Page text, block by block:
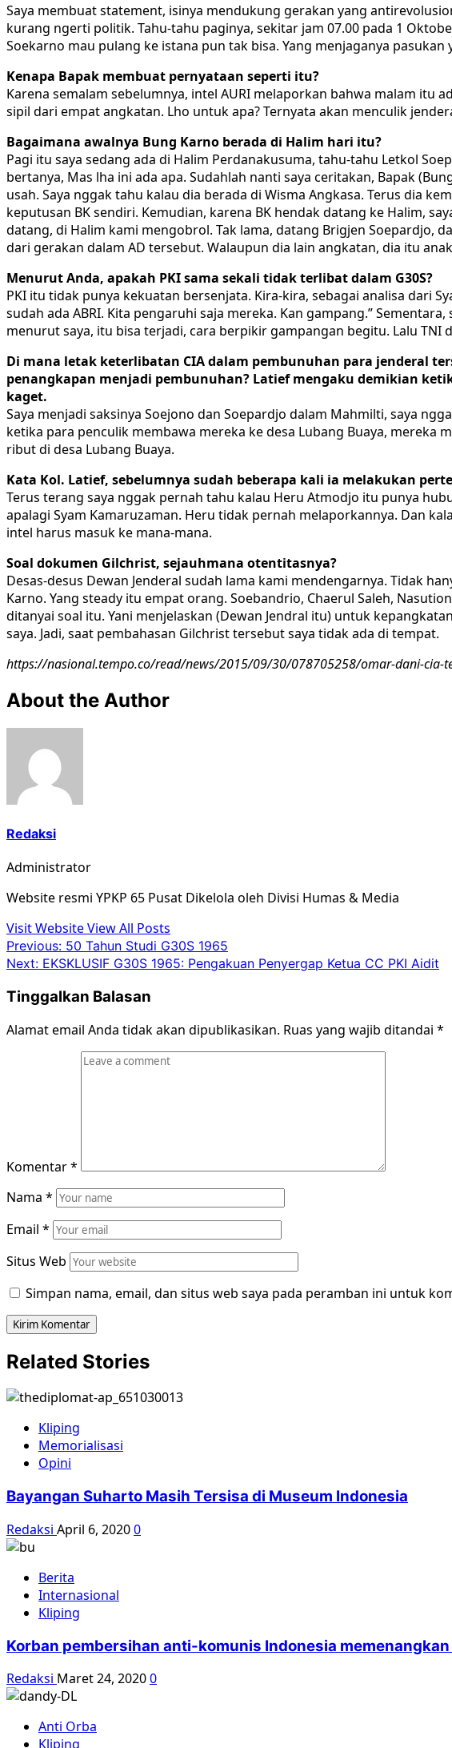
Saya membuat statement, isinya mendukung gerakan yang
kurang ngerti politik. Tahu-tahu paginya, sekitar jam 07.00 pada 1
Soekarno mau pulang ke istana pun tak bisa. Yang menjaganya
Kenapa Bapak membuat pernyataan seperti itu?
Karena semalam sebelumnya, intel AURI melaporkan bahwa malam
sipil dari empat angkatan. Lho untuk apa? Ternyata akan menculik
Bagaimana awalnya Bung Karno berada di Halim hari itu?
Pagi itu saya sedang ada di Halim Perdanakusuma, tahu-tahu Letkol
bertanya, Mas lha ini ada apa. Sudahlah nanti saya ceritakan, Bapak
usah. Saya nggak tahu kalau dia berada di Wisma Angkasa. Terus dia
keputusan BK sendiri. Kemudian, karena BK hendak datang ke Halim,
datang, di Halim kami mengobrol. Tak lama, datang Brigjen Soepardjo,
dari gerakan dalam AD tersebut. Walaupun dia lain angkatan, dia itu
Menurut Anda, apakah PKI sama sekali tidak terlibat dalam G30S?
PKI itu tidak punya kekuatan bersenjata. Kira-kira, sebagai analisa dari
sudah ada ABRI. Kita pengaruhi saja mereka. Kan gampang.”
menurut saya, itu bisa terjadi, cara berpikir gampangan begitu. Lalu TNI
Di mana letak keterlibatan CIA dalam pembunuhan para jenderal
penangkapan menjadi pembunuhan? Latief mengaku demikian
kaget.
Saya menjadi saksinya Soejono dan Soepardjo dalam Mahmilti, saya
ketika para penculik membawa mereka ke desa Lubang Buaya,
ribut di desa Lubang Buaya.
Kata Kol. Latief, sebelumnya sudah beberapa kali ia melakukan
Terus terang saya nggak pernah tahu kalau Heru Atmodjo itu punya
apalagi Syam Kamaruzaman. Heru tidak pernah melaporkannya. Dan
intel harus masuk ke mana-mana.
Soal dokumen Gilchrist, sejauhmana otentitasnya?
Desas-desus Dewan Jenderal sudah lama kami mendengarnya. Tidak
Karno. Yang steady itu empat orang. Soebandrio, Chaerul Saleh,
ditanyai soal itu. Yani menjelaskan (Dewan Jendral itu) untuk
saya. Jadi, saat pembahasan Gilchrist tersebut saya tidak ada di tempat.
https://nasional.tempo.co/read/news/2015/09/30/078705258/omar-dani-cia-
About the Author
Redaksi
Administrator
Website resmi YPKP 65 Pusat Dikelola oleh Divisi Humas & Media
Visit WebsiteView All Posts
Post
navigation
Previous: 50 Tahun Studi G30S 1965
Next: EKSKLUSIF G30S 1965: Pengakuan Penyergap Ketua CC PKI Aidit
Tinggalkan Balasan
Alamat email Anda tidak akan dipublikasikan. Ruas yang wajib ditandai *
Komentar*
Nama *
Email *
Situs Web
Simpan nama, email, dan situs web saya pada peramban ini untuk
Related Stories
Kliping
Memorialisasi
Opini
Bayangan Suharto Masih Tersisa di Museum Indonesia
Redaksi April 6, 20200
Berita
Internasional
Kliping
Korban pembersihan anti-komunis Indonesia
Redaksi Maret 24, 20200
Anti Orba
Kliping